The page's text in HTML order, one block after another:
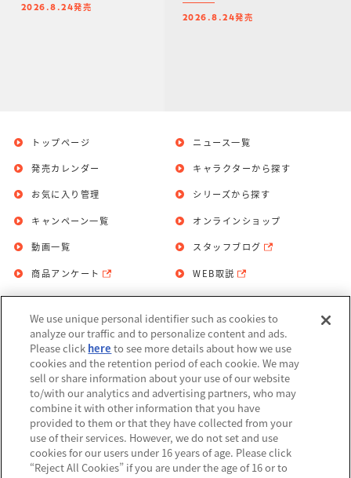
2026.8.24発売
2026.8.24発売
トップページ
発売カレンダー
お気に入り管理
ニュース一覧
キャラクターから探す
シリーズから探す
キャンペーン一覧
動画一覧
商品アンケート
オンラインショップ
スタッフブログ
WEB取説
お問い合わせ 個人情報保護方針
利用規約
Do Not Sell or Share My Personal
Information
アレルギー情報
We use unique personal identifier such as cookies to
analyze our traffic and to personalize content and ads.
Please click here to see more details about how we use
cookies and the retention period of each cookie. We may
sell or share information about your use of our website
to/with our analytics and advertising partners, who may
combine it with other information that you have
provided to them or that they have collected from your
use of their services. However, we do not set and use
cookies for our users under 16 years of age. Please click
“Reject All Cookies” if you are under the age of 16 or to